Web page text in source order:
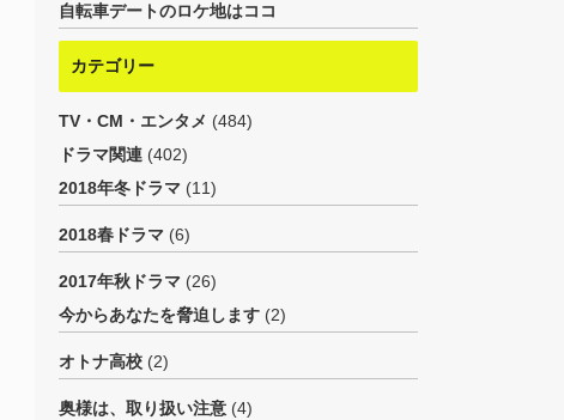
自転車デートのロケ地はココ
カテゴリー
TV・CM・エンタメ (484)
ドラマ関連 (402)
2018年冬ドラマ (11)
2018春ドラマ (6)
2017年秋ドラマ (26)
今からあなたを脅迫します (2)
オトナ高校 (2)
奥様は、取り扱い注意 (4)